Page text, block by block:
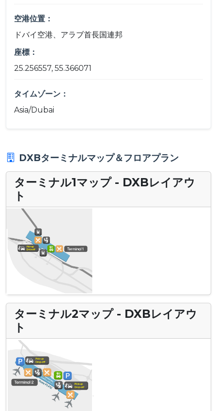
空港位置：
ドバイ空港、アラブ首長国連邦
座標：
25.256557, 55.366071
タイムゾーン：
Asia/Dubai
DXBターミナルマップ＆フロアプラン
ターミナル1マップ - DXBレイアウ
ト
ターミナル2マップ - DXBレイアウ
ト